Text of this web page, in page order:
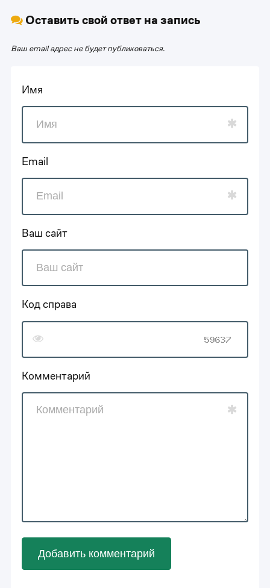
Оставить свой ответ на запись
Ваш email адрес не будет публиковаться.
Имя
Email
Ваш сайт
Код справа
Комментарий
Добавить комментарий